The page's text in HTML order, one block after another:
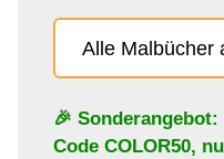
Alle Malbücher
🎉
Code COLOR50,